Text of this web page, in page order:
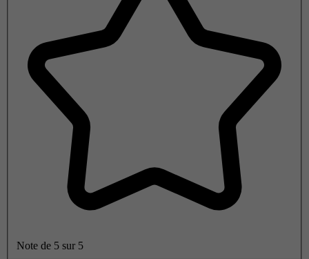
Note de 5 sur 5